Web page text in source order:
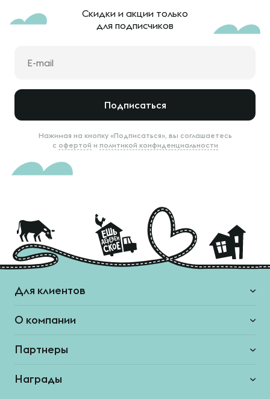
Скидки и акции только
для подписчиков
Подписаться
Нажимая на кнопку «Подписаться», вы соглашаетесь
с офертой и политикой конфиденциальности
Для клиентов
О компании
Партнеры
Награды